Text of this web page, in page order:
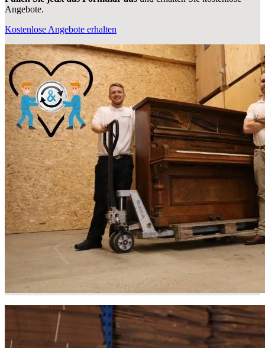
Angebote.
Kostenlose Angebote erhalten